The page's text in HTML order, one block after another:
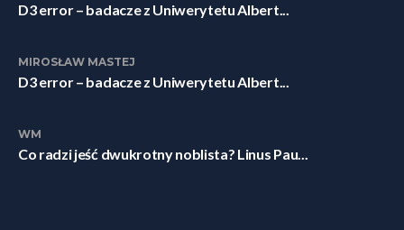
D3 error – badacze z Uniwerytetu Albert...
MIROSŁAW MASTEJ
D3 error – badacze z Uniwerytetu Albert...
WM
Co radzi jeść dwukrotny noblista? Linus Pau...